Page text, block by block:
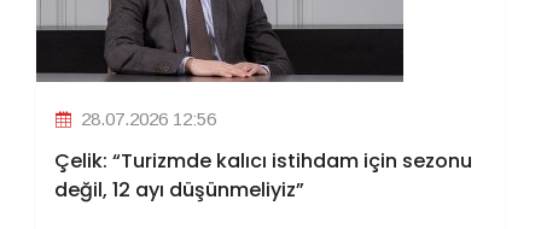
28.07.2026 12:56
Çelik: “Turizmde kalıcı istihdam için sezonu
değil, 12 ayı düşünmeliyiz”